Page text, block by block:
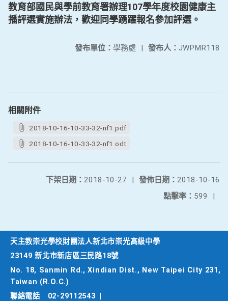
教育部國民與學前教育署辦理107學年度校園健康主
播評選實施辦法，歡迎同學踴躍報名參加評選。
發布人： JWPMR118
發布單位： 學務處 |
相關附件
2018-10-16-10-33-32-nf1.pdf
2018-10-16-10-33-32-nf1.odt
發佈日期： 2018-10-16
下架日期： 2018-10-27
|
點擊率： 599 |
天主教崇光學校財團法人新北市崇光高級中學
23149 新北市新店區三民路18號
No. 18, Sanmin Rd., Xindian Dist., New Taipei City 231,
Taiwan (R.O.C.)
聯絡電話
02-29112543